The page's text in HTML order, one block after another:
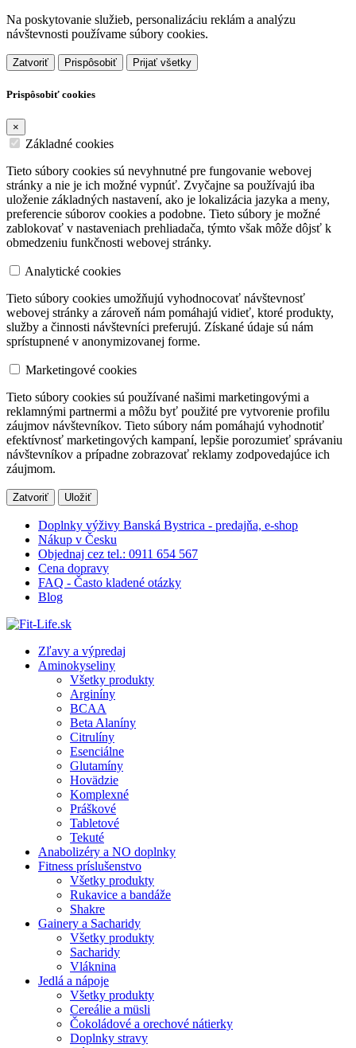
Na poskytovanie služieb, personalizáciu reklám a analýzu
návštevnosti používame súbory cookies.
Zatvoriť Prispôsobiť Prijať všetky
Prispôsobiť cookies
×
Základné cookies
Tieto súbory cookies sú nevyhnutné pre fungovanie webovej
stránky a nie je ich možné vypnúť. Zvyčajne sa používajú iba
uloženie základných nastavení, ako je lokalizácia jazyka a meny,
preferencie súborov cookies a podobne. Tieto súbory je možné
zablokovať v nastaveniach prehliadača, týmto však môže dôjsť k
obmedzeniu funkčnosti webovej stránky.
Analytické cookies
Tieto súbory cookies umožňujú vyhodnocovať návštevnosť
webovej stránky a zároveň nám pomáhajú vidieť, ktoré produkty,
služby a činnosti návštevníci preferujú. Získané údaje sú nám
sprístupnené v anonymizovanej forme.
Marketingové cookies
Tieto súbory cookies sú používané našimi marketingovými a
reklamnými partnermi a môžu byť použité pre vytvorenie profilu
záujmov návštevníkov. Tieto súbory nám pomáhajú vyhodnotiť
efektívnosť marketingových kampaní, lepšie porozumieť správaniu
návštevníkov a prípadne zobrazovať reklamy zodpovedajúce ich
záujmom.
Zatvoriť Uložiť
Doplnky výživy Banská Bystrica - predajňa, e-shop
Nákup v Česku
Objednaj cez tel.: 0911 654 567
Cena dopravy
FAQ - Často kladené otázky
Blog
Zľavy a výpredaj
Aminokyseliny
Všetky produkty
Arginíny
BCAA
Beta Alaníny
Citrulíny
Esenciálne
Glutamíny
Hovädzie
Komplexné
Práškové
Tabletové
Tekuté
Anabolizéry a NO doplnky
Fitness príslušenstvo
Všetky produkty
Rukavice a bandáže
Shakre
Gainery a Sacharidy
Všetky produkty
Sacharidy
Vláknina
Jedlá a nápoje
Všetky produkty
Cereálie a müsli
Čokoládové a orechové nátierky
Doplnky stravy